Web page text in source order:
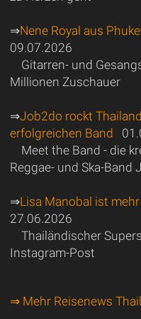
⇒Nene Royal aus
09.07.2026
Gitarren- und
Millionen Zuschauer
⇒Job2do rockt
erfolgreichen Band
Meet the Band - die
Reggae- und Ska-Band
⇒Lisa Manobal ist
27.06.2026
Thailändischer
Instagram-Post
⇒ Mehr Reisenews